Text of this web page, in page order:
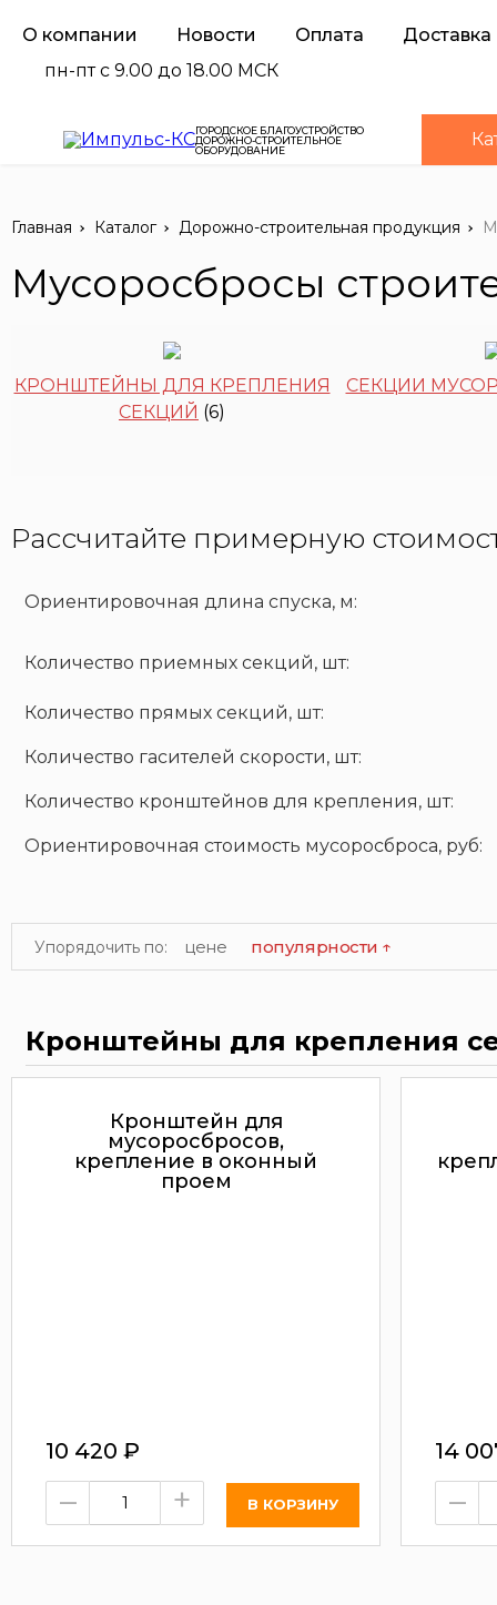
О компании Новости Оплата
Доставка
пн-пт с 9.00 до 18.00 МСК
ГОРОДСКОЕ БЛАГОУСТРОЙСТВО
ДОРОЖНО-СТРОИТЕЛЬНОЕ
ОБОРУДОВАНИЕ
Главная Каталог Дорожно-строительная продукция
Мусоросбросы
КРОНШТЕЙНЫ ДЛЯ КРЕПЛЕНИЯ
СЕКЦИЙ (6)
СЕКЦИИ
Рассчитайте примерную
Ориентировочная длина спуска, м:
Количество приемных секций, шт:
Количество прямых секций, шт:
Количество гасителей скорости, шт:
Количество кронштейнов для крепления, шт:
Ориентировочная стоимость мусоросброса, руб:
Упорядочить по: цене популярности ↑
Кронштейны для крепления
Кронштейн для
мусоросбросов,
крепление в оконный
проем
10 420 ₽
– +
14
–